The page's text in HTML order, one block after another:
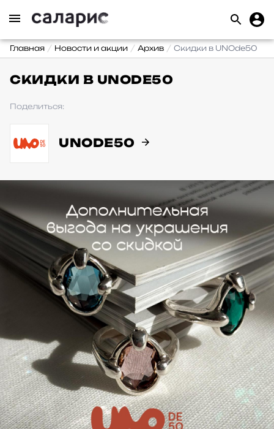
Главная Новости и акции Архив Скидки в UNOde50
СКИДКИ В UNODE50
Поделиться:
UNODE50